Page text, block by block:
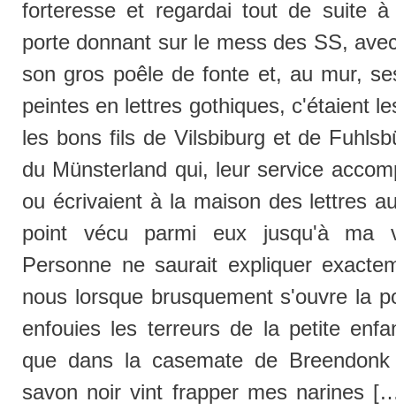
forteresse et regardai tout de suite
porte donnant sur le mess des SS,
son gros poêle de fonte et, au mur,
peintes en lettres gothiques, c'étaient
les bons fils de Vilsbiburg et de
du Münsterland qui, leur service
ou écrivaient à la maison des lettres
point vécu parmi eux jusqu'à ma
Personne ne saurait expliquer
nous lorsque brusquement s'ouvre la
enfouies les terreurs de la petite
que dans la casemate de
savon noir vint frapper mes narines